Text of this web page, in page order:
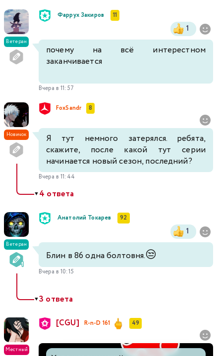
Ветеран
Фаррух Закиров 11
1
почему на всё интерестном
заканчивается
Вчера в 11:57
Новичок
FoxSandr 8
Я тут немного затерялся. ребята,
скажите, после какой тут серии
начинается новый сезон, последний?
Вчера в 11:44
▼4 ответа
Ветеран
Анатолий Токарев 92
1
Блин в 86 одна болтовня.😒
Вчера в 10:15
▼3 ответа
Местный
[CGU] R-n-D 161 49